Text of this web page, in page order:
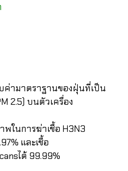
ค่ามาตราฐานของฝุ่นที่เป็น
2.5) บนตัวเครื่อง
พในการฆ่าเชื้อ H3N3
และเชื้อ
ได้ 99.99%